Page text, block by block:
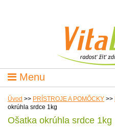
Menu
Úvod >> PRÍSTROJE A POMÔCKY >>
okrúhla srdce 1kg
Ošatka okrúhla srdce 1kg